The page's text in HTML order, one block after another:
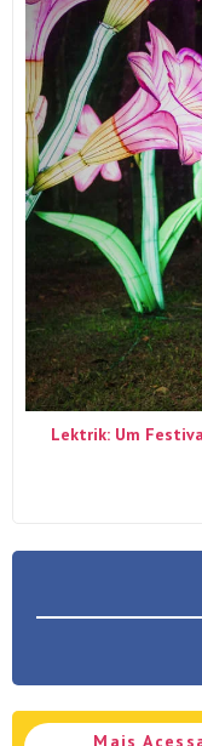
Lektrik: Um
Mais